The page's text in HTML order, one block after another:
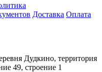
Доставка Оплата
Дудкино, территория
49, строение 1